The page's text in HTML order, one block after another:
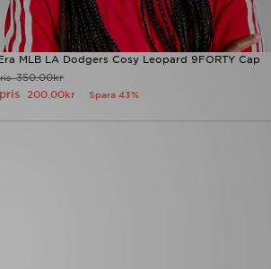
MLB LA Dodgers Cosy Leopard 9FORTY Cap
350.00kr
pris200.00kr Spara 43%